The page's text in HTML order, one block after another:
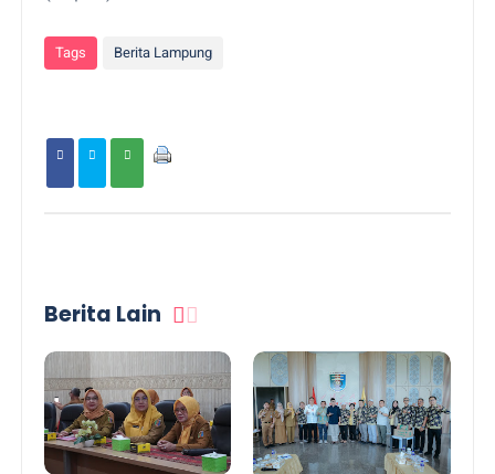
Tags Berita Lampung
Berita Lain